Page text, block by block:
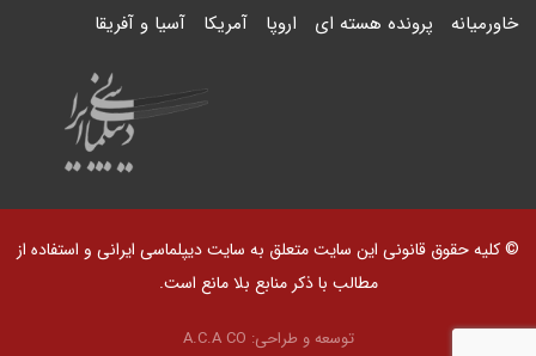
خاورمیانه پرونده هسته ای اروپا آمریکا آسیا و آفریقا
© کلیه حقوق قانونی این سایت متعلق به سایت دیپلماسی ایرانی و استفاده از
مطالب با ذکر منابع بلا مانع است.
توسعه و طراحی: A.C.A CO